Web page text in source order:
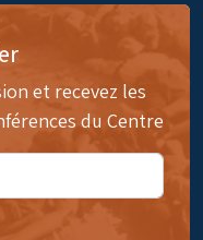
et recevez les
du Centre